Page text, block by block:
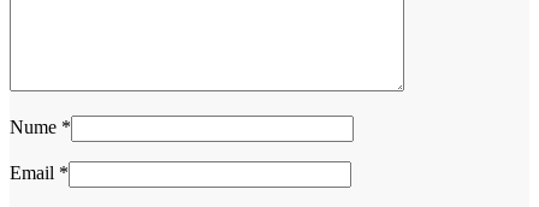
Nume *
Email *